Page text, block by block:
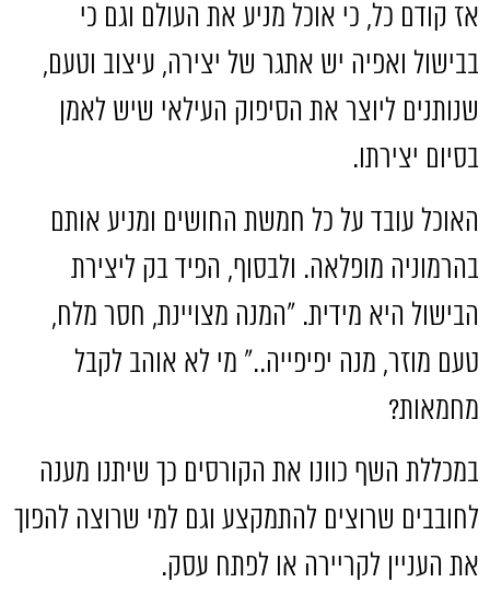
אז קודם כל, כי אוכל מניע את העולם וגם כי
בבישול ואפיה יש אתגר של יצירה, עיצוב וטעם,
שנותנים ליוצר את הסיפוק העילאי שיש לאמן
בסיום יצירתו.
האוכל עובד על כל חמשת החושים ומניע אותם
בהרמוניה מופלאה. ולבסוף, הפיד בק ליצירת
הבישול היא מידית. ״המנה מצויינת, חסר מלח,
טעם מוזר, מנה יפיפייה..״ מי לא אוהב לקבל
מחמאות?
במכללת השף כוונו את הקורסים כך שיתנו מענה
לחובבים שרוצים להתמקצע וגם למי שרוצה להפוך
את העניין לקריירה או לפתח עסק.